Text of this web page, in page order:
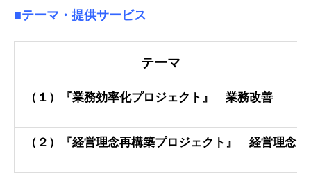
■テーマ・提供サービス
テーマ
（１）『業務効率化プロジェクト』 業務改善
（２）『経営理念再構築プロジェクト』 経営理念